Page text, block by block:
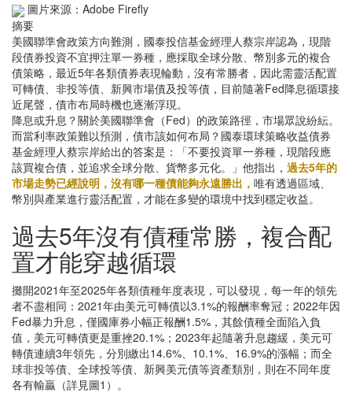
圖片來源：Adobe Firefly
摘要
美國聯準會政策方向難測，國泰投信基金經理人蔡宗岸認為，現階
段債券投資不宜押注單一券種，應採取全球分散、幣別多元的複合
債策略，最近5年各類債券表現輪動，沒有常勝者，因此需靈活配置
可轉債、非投等債、新興市場債及投等債，目前隨著Fed降息循環接
近尾聲，債市布局時機也逐漸浮現。
降息或升息？關於美國聯準會（Fed）的政策路徑，市場眾說紛紜。
而當利率政策難以預測，債市該如何布局？國泰環球策略收益債券
基金經理人蔡宗岸給出的答案是：「不要投資單一券種，現階段應
該買複合債，並追求全球分散、貨幣多元化。」他指出， 過去5年的
市場走勢已經說明，沒有哪一種債能夠永遠勝出， 唯有透過區域、
幣別與產業進行靈活配置，才能在多變的環境中找到穩定收益。
過去5年沒有債種常勝，複合配
置才能穿越循環
攤開2021年至2025年各類債種年度表現，可以發現，每一年的領先
者不盡相同：2021年由美元可轉債以3.1%的報酬率奪冠；2022年因
Fed暴力升息，僅國庫券小幅正報酬1.5%，其餘債種全面陷入負
值，美元可轉債更是重挫20.1%；2023年起隨著升息趨緩，美元可
轉債連續3年領先，分別繳出14.6%、10.1%、16.9%的漲幅；而全
球非投等債、全球投等債、新興美元債等資產類別，則在不同年度
各有輸贏（詳見圖1）。